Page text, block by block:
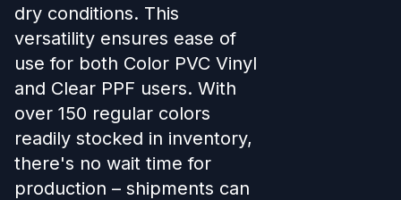
dry conditions. This
versatility ensures ease of
use for both Color PVC Vinyl
and Clear PPF users. With
over 150 regular colors
readily stocked in inventory,
there's no wait time for
production – shipments can